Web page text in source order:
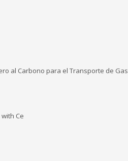
al Carbono para el Transporte de Gas
Ce